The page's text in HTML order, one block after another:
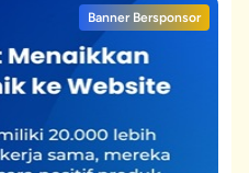
Banner Bersponsor